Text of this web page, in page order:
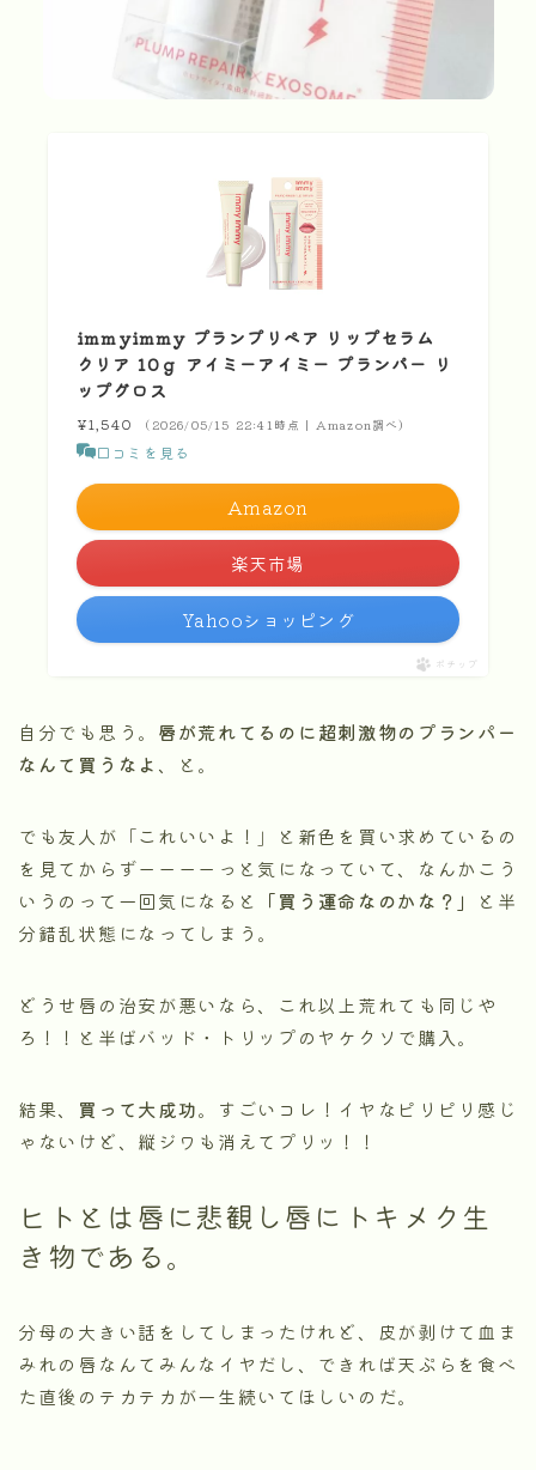
immyimmy プランプリペア リップセラム
クリア 10ｇ アイミーアイミー プランパー リ
ップグロス
¥1,540 （2026/05/15 22:41時点 | Amazon調べ）
口コミを見る
Amazon
楽天市場
Yahooショッピング
ポチップ
自分でも思う。 唇が荒れてるのに超刺激物のプランパー
なんて買うなよ 、と。
でも友人が「これいいよ！」と新色を買い求めているの
を見てからずーーーーっと気になっていて、なんかこう
いうのって一回気になると 「買う運命なのかな？」
と半
分錯乱状態になってしまう。
どうせ唇の治安が悪いなら、これ以上荒れても同じや
ろ！！と半ばバッド・トリップのヤケクソで購入。
結果、 買って大成功。すごいコレ！イヤなピリピリ感じ
ゃないけど、縦ジワも消えてプリッ！！
ヒトとは唇に悲観し唇にトキメク生
き物である。
分母の大きい話をしてしまったけれど、皮が剥けて血ま
みれの唇なんてみんなイヤだし、できれば天ぷらを食べ
た直後のテカテカが一生続いてほしいのだ。